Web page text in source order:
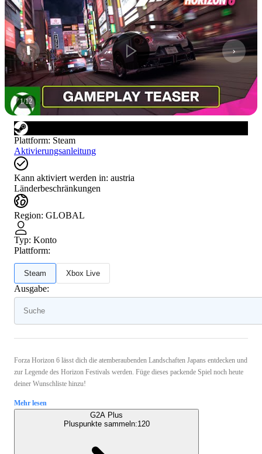
1/12
Plattform: Steam
Aktivierungsanleitung
Kann aktiviert werden in: austria
Länderbeschränkungen
Region: GLOBAL
Typ: Konto
Plattform:
Steam Xbox Live
Ausgabe:
Forza Horizon 6 lässt dich die atemberaubenden Landschaften Japans entdecken und
zur Legende des Horizon Festivals werden. Füge dieses packende Spiel noch heute
deiner Wunschliste hinzu!
Mehr lesen
G2A Plus
Pluspunkte sammeln:120